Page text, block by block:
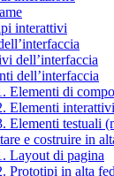
interattivi
dell’interfaccia
dell’interfaccia
Elementi di
Elementi interattivi
Elementi testuali
e costruire in
Layout di pagina
Prototipi in alta